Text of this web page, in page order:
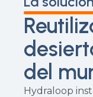
del
Hydraloop